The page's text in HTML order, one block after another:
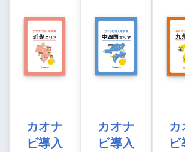
カオナ
ビ導入
カオナ
ビ導入
カ
ビ